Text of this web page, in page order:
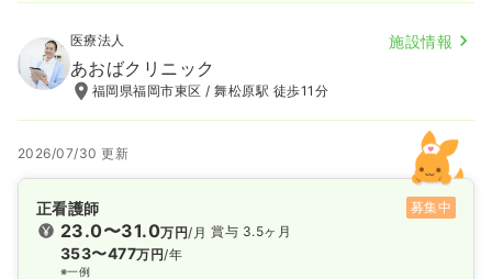
医療法人 施設情報
あおばクリニック
福岡県福岡市東区 / 舞松原駅 徒歩11分
2026/07/30 更新
正看護師 募集中
23.0〜31.0万円/月
353〜477万円/年
※一例
賞与 3.5ヶ月